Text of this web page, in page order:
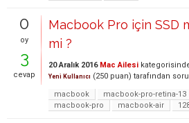
0
oy
3
cevap
Macbook Pro için SSD
mi ?
20 Aralık 2016 Mac Ailesi
Yeni Kullanıcı (250 puan) tarafından
macbook
macbook-pro-retina-13
macbook-pro
macbook-air